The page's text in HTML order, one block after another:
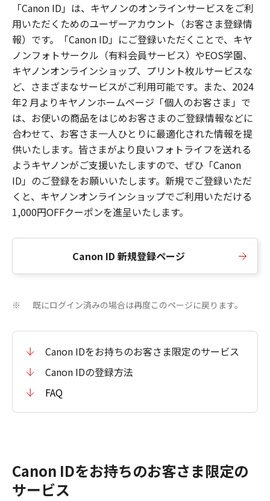
「Canon ID」は、キヤノンのオンラインサービスをご利
用いただくためのユーザーアカウント（お客さま登録情
報）です。「Canon ID」にご登録いただくことで、キヤ
ノンフォトサークル（有料会員サービス）やEOS学園、
キヤノンオンラインショップ、プリント枚ルサービスな
ど、さまざまなサービスがご利用可能です。また、2024
年2 月よりキヤノンホームページ「個人のお客さま」で
は、お使いの商品をはじめお客さまのご登録情報などに
合わせて、お客さま一人ひとりに最適化された情報を提
供いたします。皆さまがより良いフォトライフを送れる
ようキヤノンがご支援いたしますので、ぜひ「Canon
ID」のご登録をお願いいたします。新規でご登録いただ
くと、キヤノンオンラインショップでご利用いただける
1,000円OFFクーポンを進呈いたします。
Canon ID 新規登録ページ
※ 既にログイン済みの場合は再度このページに戻ります。
Canon IDをお持ちのお客さま限定のサービス
Canon IDの登録方法
FAQ
Canon IDをお持ちのお客さま限定の
サービス